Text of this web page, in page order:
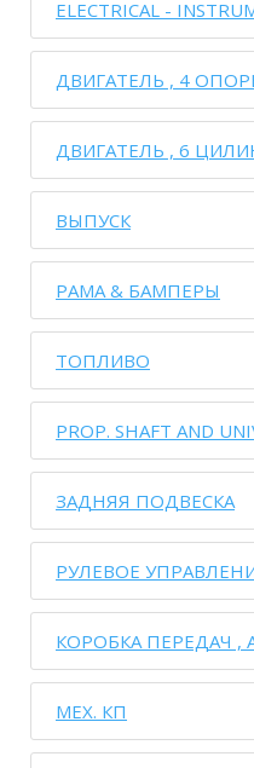
ELECTRICAL -
ДВИГАТЕЛЬ , 4
ДВИГАТЕЛЬ , 6
ВЫПУСК
РАМА & БАМПЕРЫ
ТОПЛИВО
PROP. SHAFT AND
ЗАДНЯЯ ПОДВЕСКА
РУЛЕВОЕ
КОРОБКА ПЕРЕДАЧ ,
МЕХ. КП